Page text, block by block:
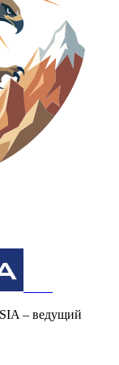
– ведущий